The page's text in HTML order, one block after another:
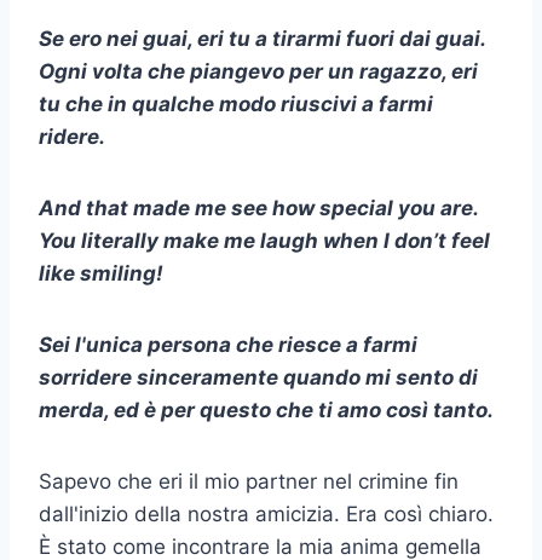
Se ero nei guai, eri tu a tirarmi fuori dai guai.
Ogni volta che piangevo per un ragazzo, eri
tu che in qualche modo riuscivi a farmi
ridere.
And that made me see how special you are.
You literally make me laugh when I don’t feel
like smiling!
Sei l'unica persona che riesce a farmi
sorridere sinceramente quando mi sento di
merda, ed è per questo che ti amo così tanto.
Sapevo che eri il mio partner nel crimine fin
dall'inizio della nostra amicizia. Era così chiaro.
È stato come incontrare la mia anima gemella